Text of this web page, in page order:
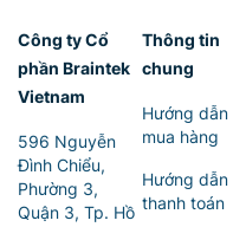
Công ty Cổ
phần Braintek
Vietnam
596 Nguyễn
Đình Chiểu,
Phường 3,
Quận 3, Tp. Hồ
Thông tin
chung
Hướng dẫn
mua hàng
Hướng dẫn
thanh toán